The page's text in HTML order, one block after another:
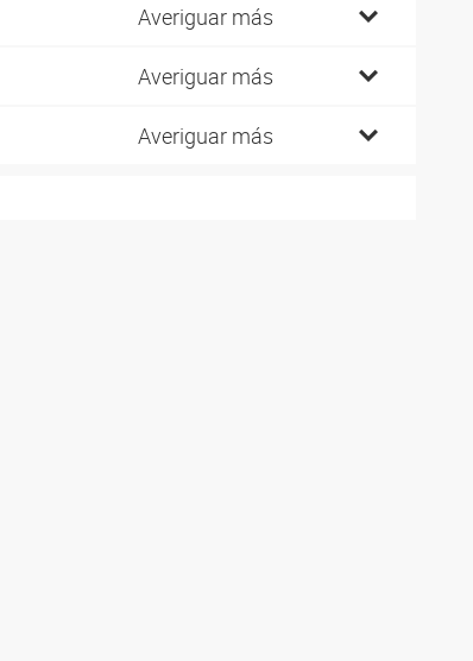
Averiguar más
Averiguar más
Averiguar más